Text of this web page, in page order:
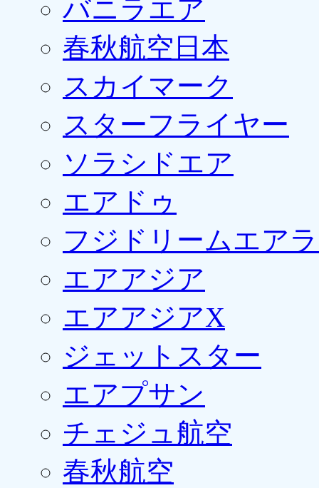
バニラエア
春秋航空日本
スカイマーク
スターフライヤー
ソラシドエア
エアドゥ
フジドリームエア
エアアジア
エアアジアX
ジェットスター
エアプサン
チェジュ航空
春秋航空